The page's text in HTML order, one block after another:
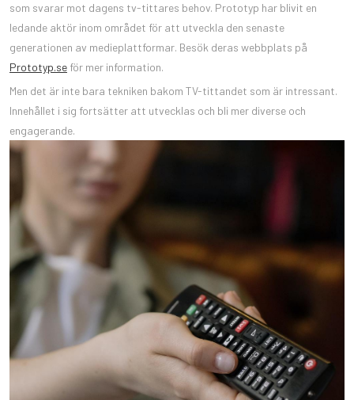
som svarar mot dagens tv-tittares behov. Prototyp har blivit en
ledande aktör inom området för att utveckla den senaste
generationen av medieplattformar. Besök deras webbplats på
Prototyp.se för mer information.
Men det är inte bara tekniken bakom TV-tittandet som är intressant.
Innehållet i sig fortsätter att utvecklas och bli mer diverse och
engagerande.